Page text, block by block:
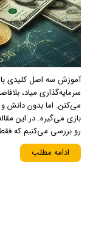
آموزش سه اصل کلیدی با
سرمایه‌گذاری میاد،
می‌کنن. اما بدون دانش و
بازی می‌گیره. در این
رو بررسی می‌کنیم که
ادامه مطلب